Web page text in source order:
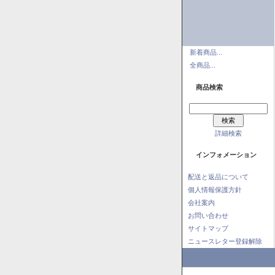
新着商品...
全商品...
商品検索
詳細検索
インフォメーション
配送と返品について
個人情報保護方針
会社案内
お問い合わせ
サイトマップ
ニュースレター登録解除